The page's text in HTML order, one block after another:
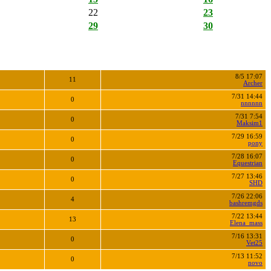
22
23
29
30
11
8/5 17:07
Archer
0
7/31 14:44
nnnnnn
0
7/31 7:54
Maksim1
0
7/29 16:59
pony
0
7/28 16:07
Equestrian
0
7/27 13:46
SHD
4
7/26 22:06
bashremgds
13
7/22 13:44
Elena_mass
0
7/16 13:31
Vet25
0
7/13 11:52
novo